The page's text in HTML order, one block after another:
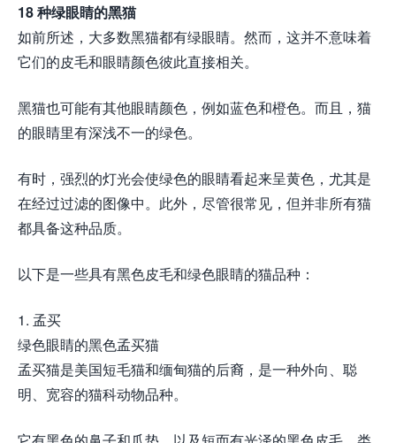
18 种绿眼睛的黑猫
如前所述，大多数黑猫都有绿眼睛。然而，这并不意味着
它们的皮毛和眼睛颜色彼此直接相关。
黑猫也可能有其他眼睛颜色，例如蓝色和橙色。而且，猫
的眼睛里有深浅不一的绿色。
有时，强烈的灯光会使绿色的眼睛看起来呈黄色，尤其是
在经过过滤的图像中。此外，尽管很常见，但并非所有猫
都具备这种品质。
以下是一些具有黑色皮毛和绿色眼睛的猫品种：
1. 孟买
绿色眼睛的黑色孟买猫
孟买猫是美国短毛猫和缅甸猫的后裔，是一种外向、聪
明、宽容的猫科动物品种。